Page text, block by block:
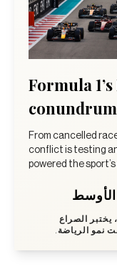
Formula
conundrum
From cancelled
conflict is testing
powered the sport’s
يختبر الصراع
نمو الرياضة.